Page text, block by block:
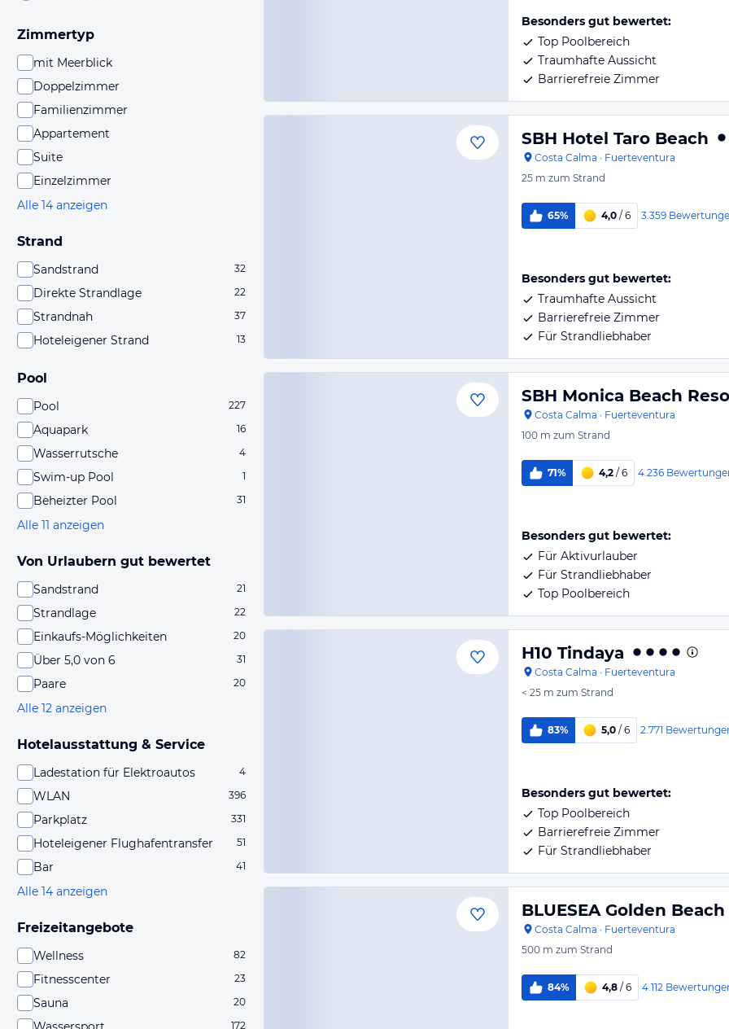
Zimmertyp
mit Meerblick
Doppelzimmer
Familienzimmer
Appartement
Suite
Einzelzimmer
Alle 14 anzeigen
Strand
Sandstrand 32
Direkte Strandlage 22
Strandnah 37
Hoteleigener Strand 13
Pool
Pool 227
Aquapark 16
Wasserrutsche 4
Swim-up Pool 1
Beheizter Pool 31
Alle 11 anzeigen
Von Urlaubern gut bewertet
Sandstrand 21
Strandlage 22
Einkaufs-Möglichkeiten 20
Über 5,0 von 6 31
Paare 20
Alle 12 anzeigen
Hotelausstattung & Service
Ladestation für Elektroautos 4
WLAN 396
Parkplatz 331
Hoteleigener Flughafentransfer 51
Bar 41
Alle 14 anzeigen
Freizeitangebote
Wellness 82
Fitnesscenter 23
Sauna 20
172
Besonders gut bewertet:
Top Poolbereich
Traumhafte Aussicht
Barrierefreie Zimmer
SBH Hotel Taro Beach
Costa Calma · Fuerteventura
25 m zum Strand
65% 4,0 / 6 3.359
Besonders gut bewertet:
Traumhafte Aussicht
Barrierefreie Zimmer
Für Strandliebhaber
SBH Monica Beach
Costa Calma · Fuerteventura
100 m zum Strand
71% 4,2 / 6 4.236
Besonders gut bewertet:
Für Aktivurlauber
Für Strandliebhaber
Top Poolbereich
H10 Tindaya
Costa Calma · Fuerteventura
< 25 m zum Strand
83% 5,0 / 6 2.771
Besonders gut bewertet:
Top Poolbereich
Barrierefreie Zimmer
Für Strandliebhaber
BLUESEA Golden Beach
Costa Calma · Fuerteventura
500 m zum Strand
84% 4,8 / 6 4.112